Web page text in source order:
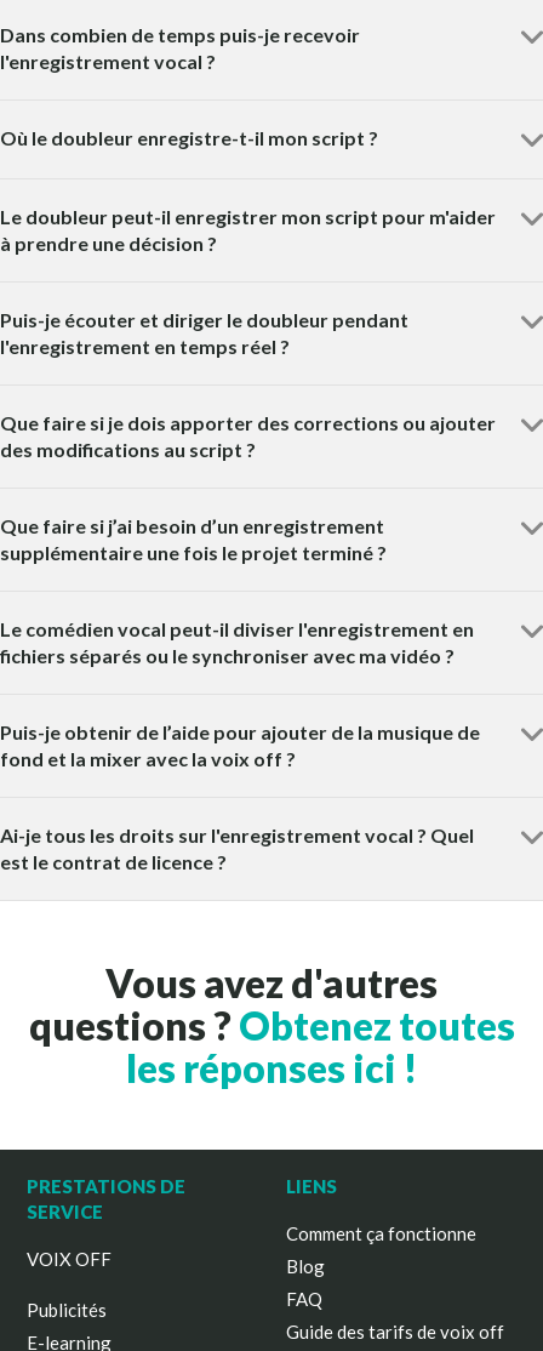
Dans combien de temps puis-je recevoir
l'enregistrement vocal ?
Où le doubleur enregistre-t-il mon script ?
Le doubleur peut-il enregistrer mon script pour m'aider
à prendre une décision ?
Puis-je écouter et diriger le doubleur pendant
l'enregistrement en temps réel ?
Que faire si je dois apporter des corrections ou ajouter
des modifications au script ?
Que faire si j’ai besoin d’un enregistrement
supplémentaire une fois le projet terminé ?
Le comédien vocal peut-il diviser l'enregistrement en
fichiers séparés ou le synchroniser avec ma vidéo ?
Puis-je obtenir de l’aide pour ajouter de la musique de
fond et la mixer avec la voix off ?
Ai-je tous les droits sur l'enregistrement vocal ? Quel
est le contrat de licence ?
Vous avez d'autres
questions ? Obtenez toutes
les réponses ici !
PRESTATIONS DE
SERVICE
VOIX OFF
Publicités
E-learning
LIENS
Comment ça fonctionne
Blog
FAQ
Guide des tarifs de voix off